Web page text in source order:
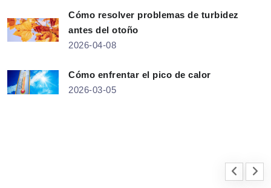
Cómo resolver problemas de turbidez
antes del otoño
2026-04-08
Cómo enfrentar el pico de calor
2026-03-05